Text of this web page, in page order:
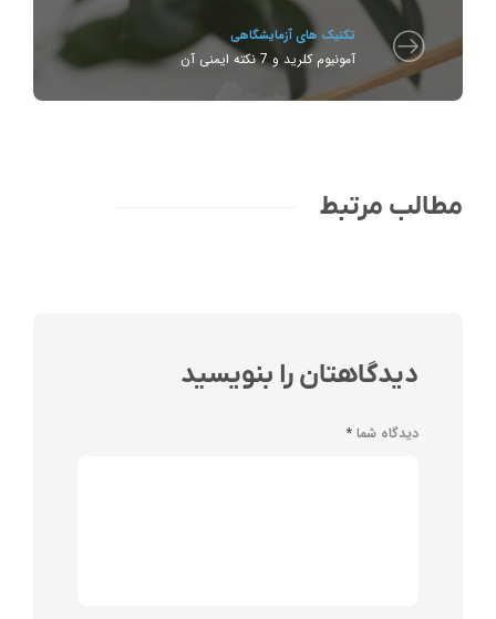
تکنیک های آزمایشگاهی
آمونیوم کلرید و 7 نکته ایمنی آن
مطالب مرتبط
دیدگاهتان را بنویسید
دیدگاه شما *